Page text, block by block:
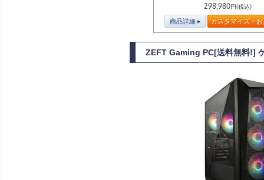
298,980円(税込)
商品詳細 カスタマイズ・
ZEFT Gaming PC[送料無料!]